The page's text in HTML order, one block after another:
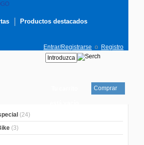
Productos destacados
Entrar/Registrarse o Registro
Comprar
(24)
(3)